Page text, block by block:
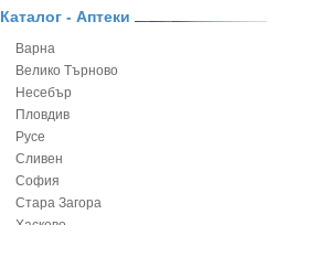
Безапетитие при бебето и детето
Бронхит и пневмония при деца
Варицела
Висока температура на бебето и детето
Възпаление на ушите на бебето и детето
Глисти
Грижа за пъпа на новороденото
Грип при бебето и детето
Гърч
Каталог - Аптеки
Варна
Велико Търново
Несебър
Пловдив
Русе
Сливен
София
Стара Загора
Хасково